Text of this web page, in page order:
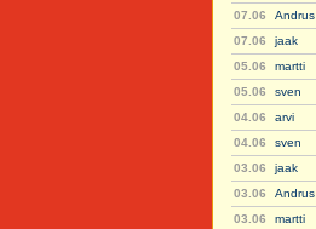
07.06 Andrus
07.06 jaak
05.06 martti
05.06 sven
04.06 arvi
04.06 sven
03.06 jaak
03.06 Andrus
03.06 martti